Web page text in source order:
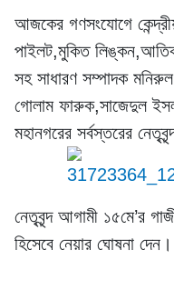
আজকের গণসংযোগে
পাইলট,মুকিত
সহ সাধারণ সম্পাদক
গোলাম ফারুক,সাজেদুল
মহানগরের সর্বস্তরের
নেতৃবৃন্দ আগামী ১৫মে’র
হিসেবে নেয়ার ঘোষনা